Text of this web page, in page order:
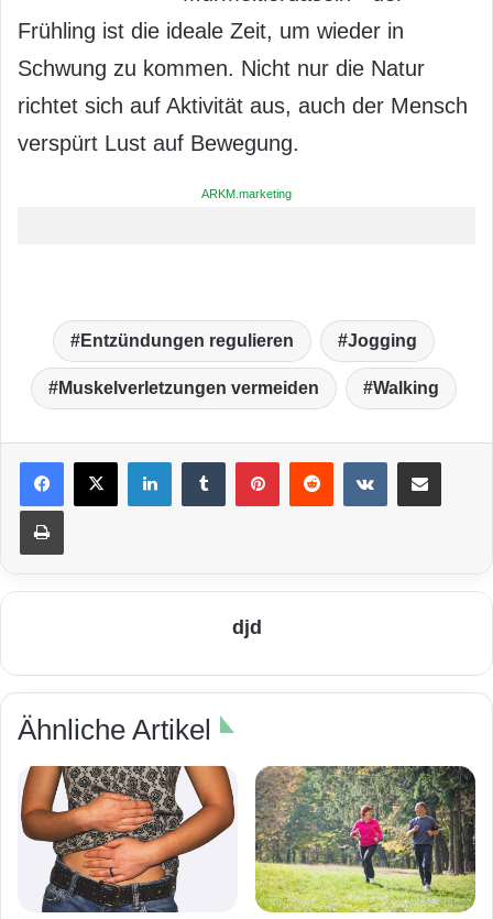
Frühling ist die ideale Zeit, um wieder in
Schwung zu kommen. Nicht nur die Natur
richtet sich auf Aktivität aus, auch der Mensch
verspürt Lust auf Bewegung.
ARKM.marketing
Entzündungen regulieren Jogging
Muskelverletzungen vermeiden Walking
LinkedIn VKontakte
Drucken
djd
Ähnliche Artikel